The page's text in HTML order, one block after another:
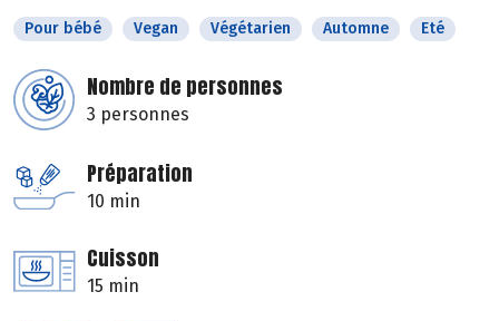
Pour bébé Vegan Végétarien Automne Eté
Nombre de personnes
3 personnes
Préparation
10 min
Cuisson
15 min